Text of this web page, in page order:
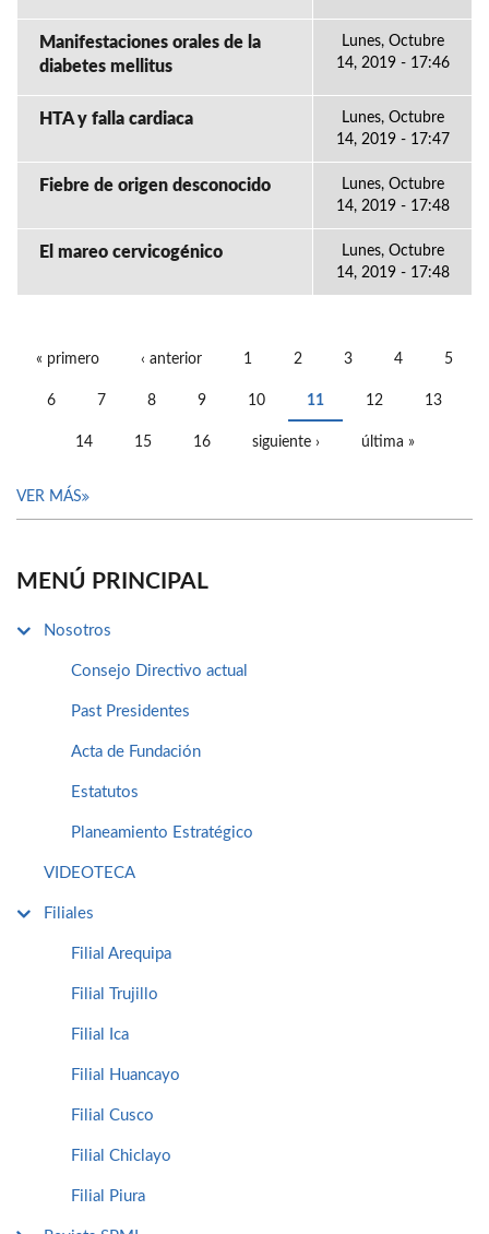
Manifestaciones orales de la
diabetes mellitus
Lunes, Octubre
14, 2019 - 17:46
HTA y falla cardiaca
Lunes, Octubre
14, 2019 - 17:47
Fiebre de origen desconocido
Lunes, Octubre
14, 2019 - 17:48
El mareo cervicogénico
Lunes, Octubre
14, 2019 - 17:48
« primero ‹ anterior 1 2 3 4 5
6 7 8 9 10 11 12 13
14 15 16 siguiente › última »
VER MÁS
MENÚ PRINCIPAL
Nosotros
Consejo Directivo actual
Past Presidentes
Acta de Fundación
Estatutos
Planeamiento Estratégico
VIDEOTECA
Filiales
Filial Arequipa
Filial Trujillo
Filial Ica
Filial Huancayo
Filial Cusco
Filial Chiclayo
Filial Piura